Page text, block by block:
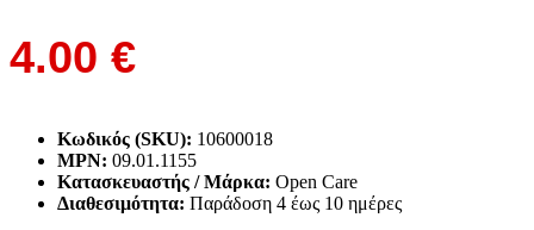
4.00 €
Κωδικός (SKU): 10600018
MPN: 09.01.1155
Κατασκευαστής / Μάρκα: Open Care
Διαθεσιμότητα: Παράδoση 4 έως 10 ημέρες